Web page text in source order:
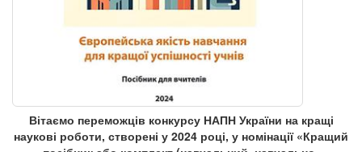
Вітаємо переможців конкурсу НАПН України на кращі
наукові роботи, створені у 2024 році, у номінації «Кращий